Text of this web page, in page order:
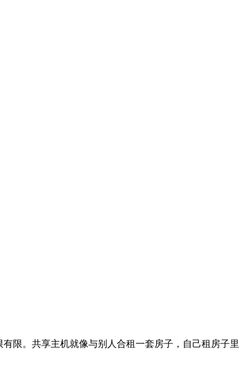
限。共享主机就像与别人合租一套房子，自己租房子里